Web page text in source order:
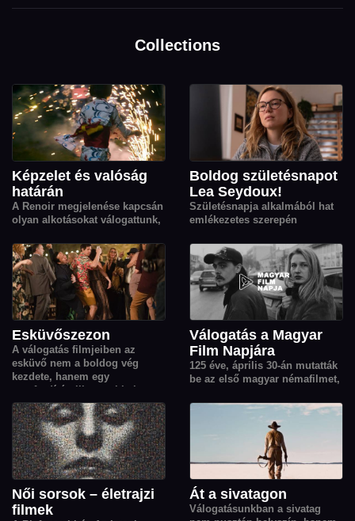
Collections
Képzelet és valóság
határán
A Renoir megjelenése kapcsán
olyan alkotásokat válogattunk,
és belső világok segítségével
tágítják a valóság határait.
Boldog születésnapot
Lea Seydoux!
Születésnapja alkalmából hat
emlékezetes szerepén
Seydoux-t, a kortárs európai
film egyik legkarakteresebb
színésznőjét.
Esküvőszezon
A válogatás filmjeiben az
esküvő nem a boldog vég
kezdete, hanem egy
sorsfordító pillanat: titkok,
vágyak, családi feszültségek és
váratlan találkozások origója,
ahonnan minden szereplő
élete új irányt vesz.
Válogatás a Magyar
Film Napjára
125 éve, április 30-án mutatták
be az első magyar némafilmet,
Napján. Ebből az alkalomból
12 magyar filmet gyűjtöttünk
össze nektek, a válogatásban
Simonyi Balázs Kékkör című,
tíz részes országjáró sorozata
Női sorsok – életrajzi
filmek
Át a sivatagon
Válogatásunkban a sivatag